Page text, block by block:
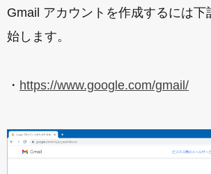
Gmail アカウントを作成するには下
始します。
・ https://www.google.com/gmail/